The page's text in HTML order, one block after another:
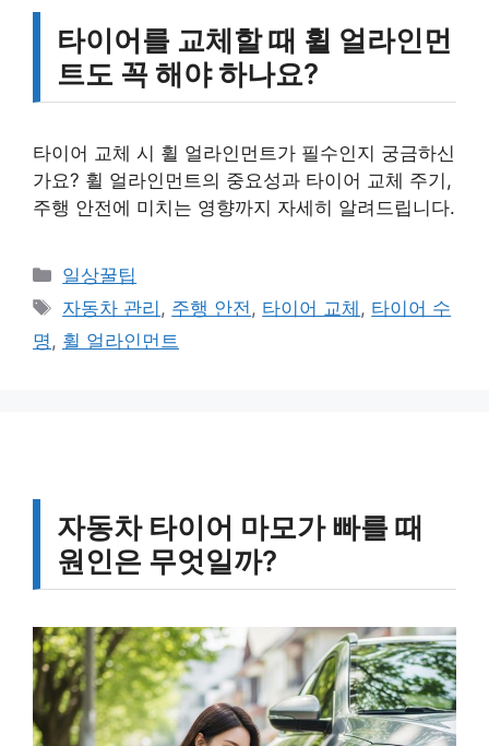
타이어를 교체할 때 휠 얼라인먼
트도 꼭 해야 하나요?
타이어 교체 시 휠 얼라인먼트가 필수인지 궁금하신
가요? 휠 얼라인먼트의 중요성과 타이어 교체 주기,
주행 안전에 미치는 영향까지 자세히 알려드립니다.
카
테
리
일상꿀팁
태
그
자동차 관리 , 주행 안전, 타이어 교체 , 타이어 수
명, 휠 얼라인먼트
자동차 타이어 마모가 빠를 때
원인은 무엇일까?